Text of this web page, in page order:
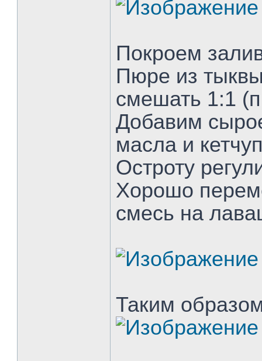
Покроем
Пюре из
смешать 1:1
Добавим
масла и
Остроту
Хорошо
смесь на
Таким